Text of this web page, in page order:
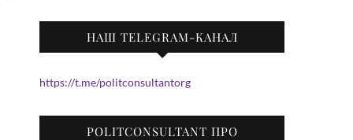
НАШ TELEGRAM-КАНАЛ
https://t.me/politconsultantorg
POLITCONSULTANT ПРО